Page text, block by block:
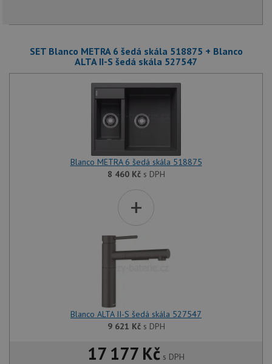
SET Blanco METRA 6 šedá skála 518875 + Blanco
ALTA II-S šedá skála 527547
Blanco METRA 6 šedá skála 518875
8 460 Kčs DPH
+
Blanco ALTA II-S šedá skála 527547
9 621 Kčs DPH
17 177 Kč s DPH